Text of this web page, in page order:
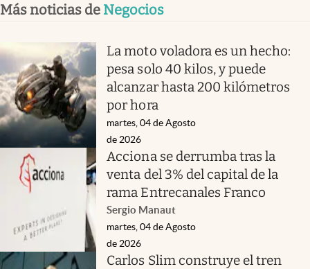
Más noticias de Negocios
La moto voladora es un hecho:
pesa solo 40 kilos, y puede
alcanzar hasta 200 kilómetros
por hora
martes, 04 de Agosto
de 2026
Acciona se derrumba tras la
venta del 3% del capital de la
rama Entrecanales Franco
Sergio Manaut
martes, 04 de Agosto
de 2026
Carlos Slim construye el tren